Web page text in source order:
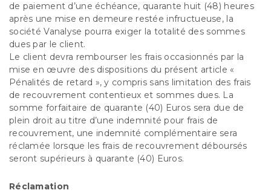
de paiement d’une échéance, quarante huit (48) heures
après une mise en demeure restée infructueuse, la
société Vanalyse pourra exiger la totalité des sommes
dues par le client.
Le client devra rembourser les frais occasionnés par la
mise en œuvre des dispositions du présent article «
Pénalités de retard », y compris sans limitation des frais
de recouvrement contentieux et sommes dues. La
somme forfaitaire de quarante (40) Euros sera due de
plein droit au titre d’une indemnité pour frais de
recouvrement, une indemnité complémentaire sera
réclamée lorsque les frais de recouvrement déboursés
seront supérieurs à quarante (40) Euros.
Réclamation